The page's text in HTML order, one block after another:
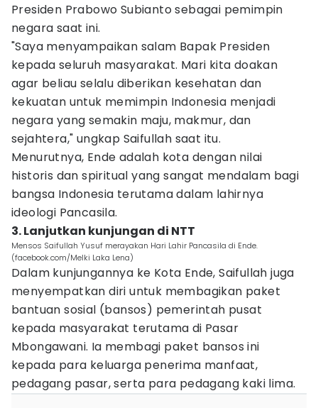
Presiden Prabowo Subianto sebagai pemimpin
negara saat ini.
"Saya menyampaikan salam Bapak Presiden
kepada seluruh masyarakat. Mari kita doakan
agar beliau selalu diberikan kesehatan dan
kekuatan untuk memimpin Indonesia menjadi
negara yang semakin maju, makmur, dan
sejahtera," ungkap Saifullah saat itu.
Menurutnya, Ende adalah kota dengan nilai
historis dan spiritual yang sangat mendalam bagi
bangsa Indonesia terutama dalam lahirnya
ideologi Pancasila.
3. Lanjutkan kunjungan di NTT
Mensos Saifullah Yusuf merayakan Hari Lahir Pancasila di Ende.
(facebook.com/Melki Laka Lena)
Dalam kunjungannya ke Kota Ende, Saifullah juga
menyempatkan diri untuk membagikan paket
bantuan sosial (bansos) pemerintah pusat
kepada masyarakat terutama di Pasar
Mbongawani. Ia membagi paket bansos ini
kepada para keluarga penerima manfaat,
pedagang pasar, serta para pedagang kaki lima.